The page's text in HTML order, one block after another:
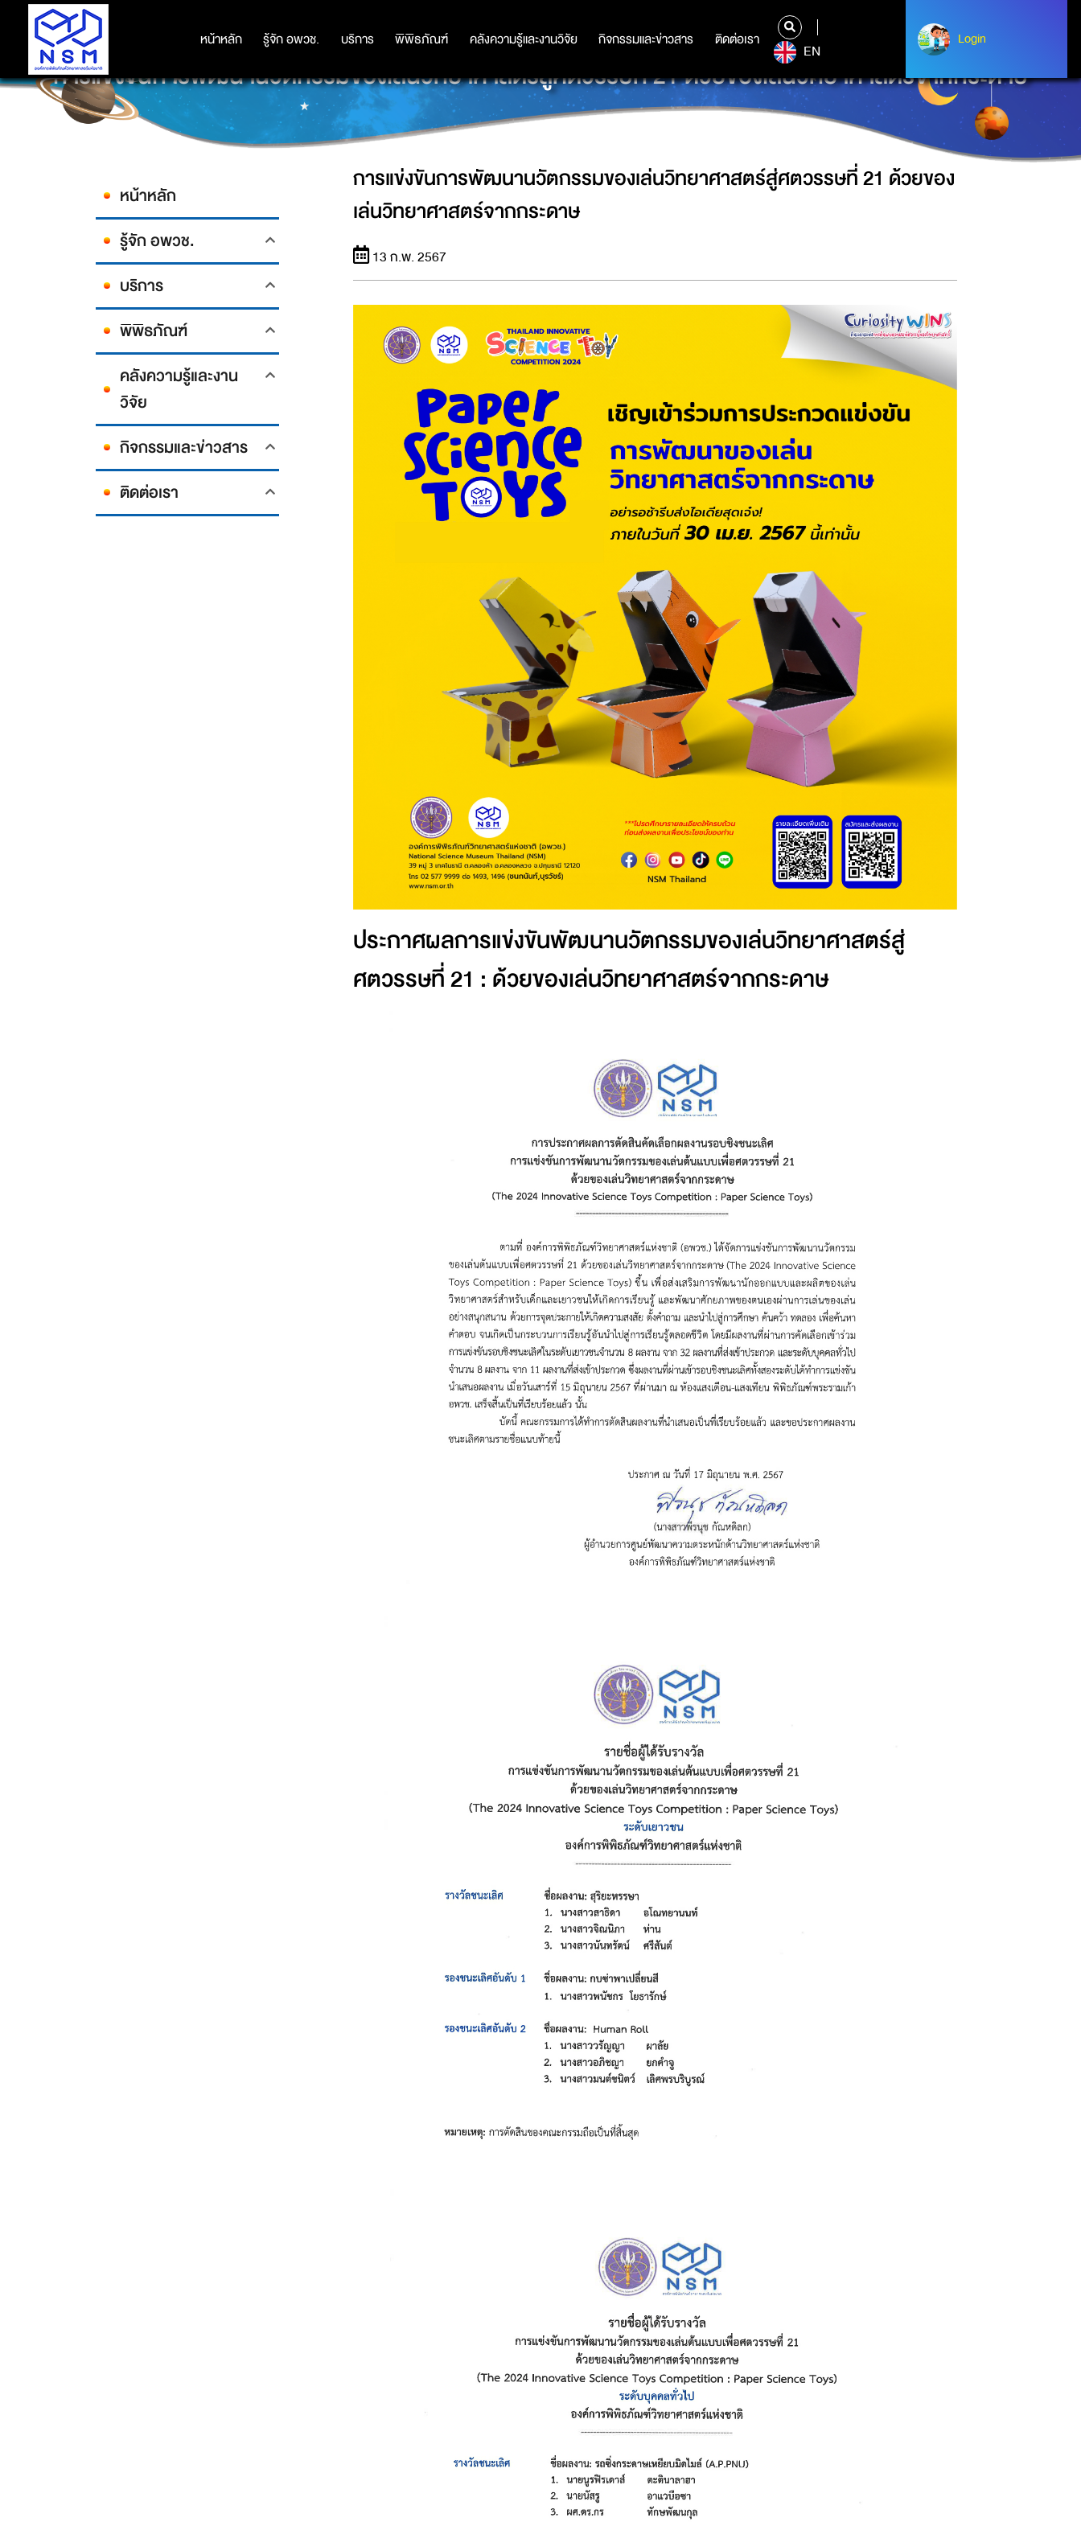
หน้าหลัก รู้จัก อพวช. บริการ พิพิธภัณฑ์ คลังความรู้และงานวิจัย กิจกรรมและข่าวสาร ติดต่อเรา
หน้าหลัก รู้จัก อพวช. บริการ พิพิธภัณฑ์ คลังความรู้และงานวิจัย กิจกรรมและข่าวสาร ติดต่อเรา
EN
Login
Login
การแข่งขันการพัฒนานวัตกรรมของเล่นวิทยาศาสตร์สู่ศตวรรษที่ 21 ด้วยของเล่นวิทยาศาสตร์จากกระดาษ
หน้าหลัก
รู้จัก อพวช.
บริการ
พิพิธภัณฑ์
คลังความรู้และงาน
วิจัย
กิจกรรมและข่าวสาร
ติดต่อเรา
การแข่งขันการพัฒนานวัตกรรมของเล่นวิทยาศาสตร์สู่ศตวรรษที่ 21 ด้วยของ
เล่นวิทยาศาสตร์จากกระดาษ
13 ก.พ. 2567
ประกาศผลการแข่งขันพัฒนานวัตกรรมของเล่นวิทยาศาสตร์สู่
ศตวรรษที่ 21 : ด้วยของเล่นวิทยาศาสตร์จากกระดาษ